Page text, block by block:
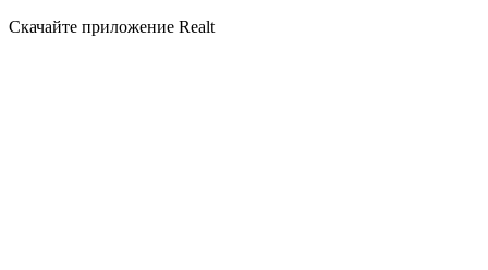
Скачайте приложение Realt